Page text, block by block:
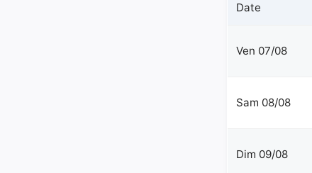
Date
Ven 07/08
Sam 08/08
Dim 09/08